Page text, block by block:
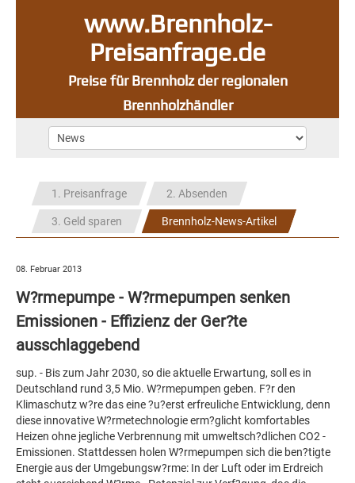
www.Brennholz-
Preisanfrage.de
Preise für Brennholz der regionalen
Brennholzhändler
1. Preisanfrage 2. Absenden
3. Geld sparen Brennholz-News-Artikel
08. Februar 2013
W?rmepumpe - W?rmepumpen senken
Emissionen - Effizienz der Ger?te
ausschlaggebend
sup. - Bis zum Jahr 2030, so die aktuelle Erwartung, soll es in
Deutschland rund 3,5 Mio. W?rmepumpen geben. F?r den
Klimaschutz w?re das eine ?u?erst erfreuliche Entwicklung, denn
diese innovative W?rmetechnologie erm?glicht komfortables
Heizen ohne jegliche Verbrennung mit umweltsch?dlichen CO2 -
Emissionen. Stattdessen holen W?rmepumpen sich die ben?tigte
Energie aus der Umgebungsw?rme: In der Luft oder im Erdreich